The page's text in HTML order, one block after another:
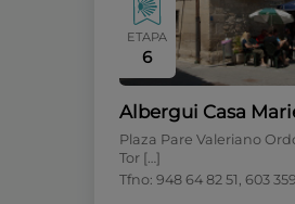
ETAPA
6
Albergui Casa
Plaza Pare Valeriano
Tor […]
Tfno: 948 64 82 51, 603